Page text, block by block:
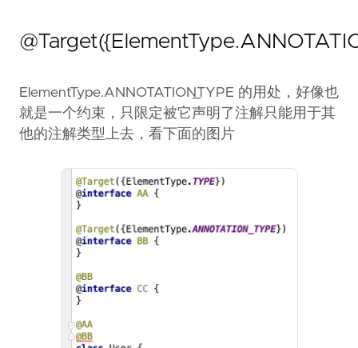
ElementType.ANNOTATION_TYPE 的用处，好像也
就是一个约束，只限定被它声明了注解只能用于其
他的注解类型上去，看下面的图片